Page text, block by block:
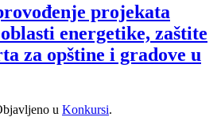
projekata
energetike, zaštite
za opštine i gradove u
u Konkursi.